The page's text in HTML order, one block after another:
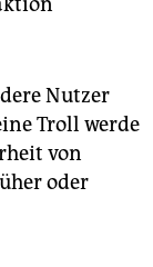
Nutzer
Troll werde
von
oder